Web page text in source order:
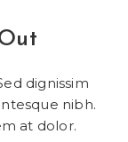
dignissim
nibh.
at dolor.